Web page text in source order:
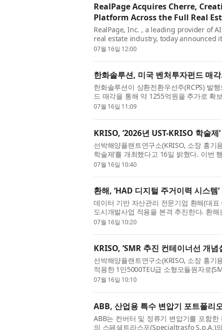
RealPage Acquires Cherre,
Platform Across the Full Real
RealPage, Inc. , a leading provider of
real estate industry, today announced
real estate data intelligence company
07월 16일 12:00
한화솔루션, 미국 벤처투자펀드 매
한화솔루션이 상환전환우선주(RCPS) 발
드 매각을 통해 약 1255억원을 추가로 확
고, 신용평가사들은 이를 반영해 올해 6
07월 16일 11:09
KRISO, ‘2026년 UST-KRISO 학술
선박해양플랜트연구소(KRISO, 소장 홍기
학술제’를 개최했다고 16일 밝혔다. 이번
선박해양공학 전공 희망자 등이 참여해
07월 16일 10:40
환해, ‘HAD 디지털 주거이력 시스
데이터 기반 자산관리 전문기업 환해(대표
도시개발사업 적용을 본격 추진한다. 환
공급을 넘어 장기적인 정주 경쟁력을 갖
07월 16일 10:20
KRISO, ‘SMR 추진 컨테이너선 개
선박해양플랜트연구소(KRISO, 소장 홍
적용한 1만5000TEU급 소형모듈원자로
념설계에 대해 미국선급협회(ABS,
07월 16일 10:10
ABB, 산업용 특수 변압기 포트폴리
ABB는 컨버터 및 정류기 변압기를 포함
의 스페셜트라스포(Specialtrasfo S.p.A.)